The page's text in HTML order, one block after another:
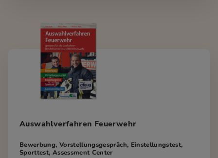
Auswahlverfahren Feuerwehr
Bewerbung, Vorstellungsgespräch, Einstellungstest,
Sporttest, Assessment Center